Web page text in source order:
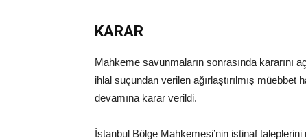
KARAR
Mahkeme savunmaların sonrasında kararını
ihlal suçundan verilen ağırlaştırılmış müebbet
devamına karar verildi.
İstanbul Bölge Mahkemesi’nin istinaf